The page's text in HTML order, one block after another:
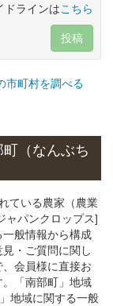
ドラインはこちら
投稿
市町村を調べる
町（なんぶち
ている農家（農業
ャパンクロップス]
般情報から構成
・ご質問に関し
会員様に直接お
「南部町」地域
地域に関する一般